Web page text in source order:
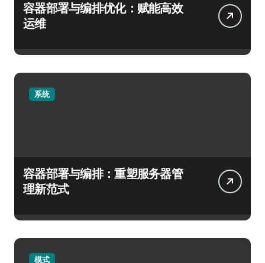
容器部署与编排优化：赋能高效
运维
系统
容器部署与编排：重塑服务器管
理新范式
模式